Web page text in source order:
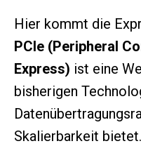
Hier kommt die
PCIe (Peripheral
Express) ist eine
bisherigen
Skalierbarkeit